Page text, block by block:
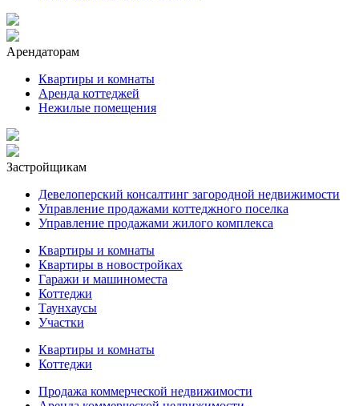
Арендаторам
Квартиры и комнаты
Аренда коттеджей
Нежилые помещения
Застройщикам
Девелоперский консалтинг загородной недвижимости
Управление продажами коттеджного поселка
Управление продажами жилого комплекса
Квартиры и комнаты
Квартиры в новостройках
Гаражи и машиноместа
Коттеджи
Таунхаусы
Участки
Квартиры и комнаты
Коттеджи
Продажа коммерческой недвижимости